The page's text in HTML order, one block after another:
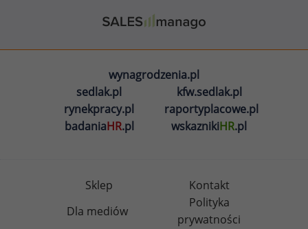
wynagrodzenia.pl
sedlak.pl
kfw.sedlak.pl
rynekpracy.pl
raportyplacowe.pl
badaniaHR.pl wskaznikiHR.pl
Sklep
Kontakt
Dla mediów
Polityka
prywatności